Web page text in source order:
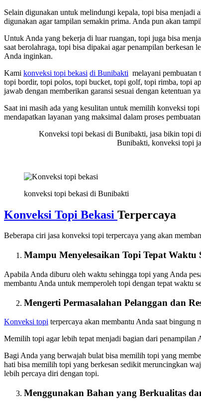
Selain digunakan untuk melindungi kepala, topi bisa menjadi
digunakan agar tampilan semakin prima. Anda pun akan
Untuk Anda yang bekerja di luar ruangan, topi juga bisa
saat berolahraga, topi bisa dipakai agar penampilan
Anda inginkan.
Kami konveksi topi bekasi di Bunibakti melayani
topi bordir, topi polos, topi bucket, topi golf, topi rimba, topi
jawab dengan memberikan garansi sesuai dengan ketentuan
Saat ini masih ada yang kesulitan untuk memilih konveksi
mendapatkan layanan yang maksimal dalam proses
Konveksi topi bekasi di Bunibakti, jasa bikin topi
Bunibakti, konveksi topi
konveksi topi bekasi di Bunibakti
Konveksi Topi Bekasi Terpercaya
Beberapa ciri jasa konveksi topi terpercaya yang akan
Mampu Menyelesaikan Topi Tepat Waktu
Apabila Anda diburu oleh waktu sehingga topi yang Anda
membantu Anda untuk memperoleh topi dengan tepat waktu
Mengerti Permasalahan Pelanggan dan
Konveksi topi terpercaya akan membantu Anda saat
Memilih topi agar lebih tepat menjadi bagian dari
Bagi Anda yang berwajah bulat bisa memilih topi yang
hati bisa memilih topi yang berkesan sedikit meruncingkan
lebih percaya diri dengan topi.
Menggunakan Bahan yang Berkualitas